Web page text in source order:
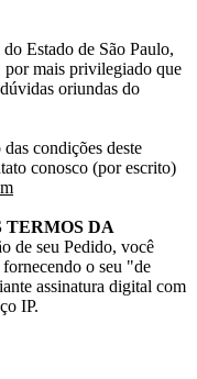
Estado de São Paulo,
por mais privilegiado que
oriundas do
condições deste
conosco (por escrito)
DA
de seu Pedido, você
o seu "de
assinatura digital com
IP.